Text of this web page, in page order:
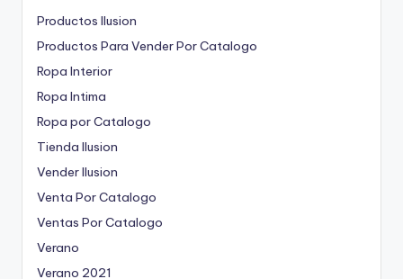
Productos Ilusion
Productos Para Vender Por Catalogo
Ropa Interior
Ropa Intima
Ropa por Catalogo
Tienda Ilusion
Vender Ilusion
Venta Por Catalogo
Ventas Por Catalogo
Verano
Verano 2021